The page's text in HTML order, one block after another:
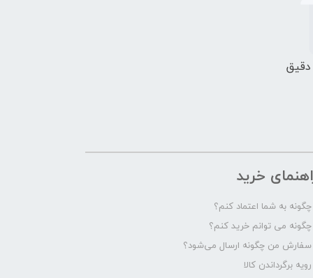
دقیق
خرید
چگونه به شما اعتماد کنم؟
چگونه می توانم خرید کنم؟
سفارش من چگونه ارسال می‌شود؟
رویه برگرداندن کالا